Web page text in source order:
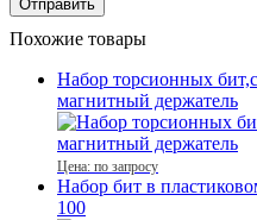
Похожие товары
Набор торсионных
магнитный держатель
Цена: по запросу
Набор бит в
100